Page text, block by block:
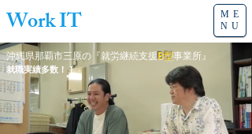
Work IT
ME
NU
沖縄県那覇市三原の​『就労継続支援B型事業所』
就職実績​多数！！